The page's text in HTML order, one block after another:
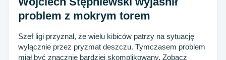
problem z mokrym torem
Szef ligi przyznał, że wielu kibiców patrzy na sytuację
wyłącznie przez pryzmat deszczu. Tymczasem problem
miał być znacznie bardziej skomplikowany. Zobacz